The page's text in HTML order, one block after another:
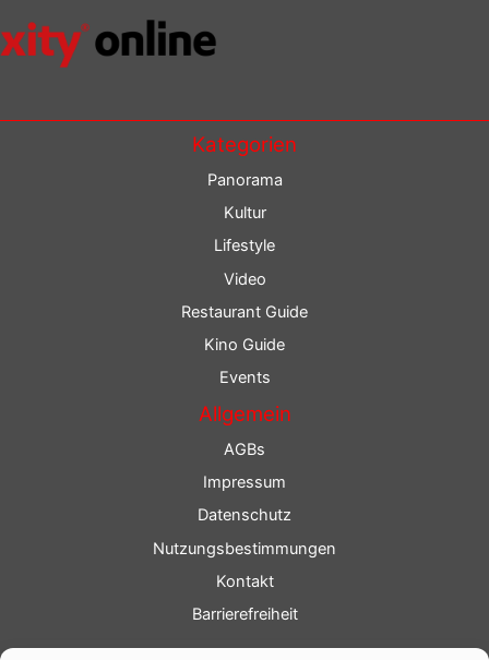
Kategorien
Panorama
Kultur
Lifestyle
Video
Restaurant Guide
Kino Guide
Events
Allgemein
AGBs
Impressum
Datenschutz
Nutzungsbestimmungen
Kontakt
Barrierefreiheit